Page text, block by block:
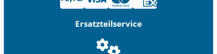
Ersatzteilservice